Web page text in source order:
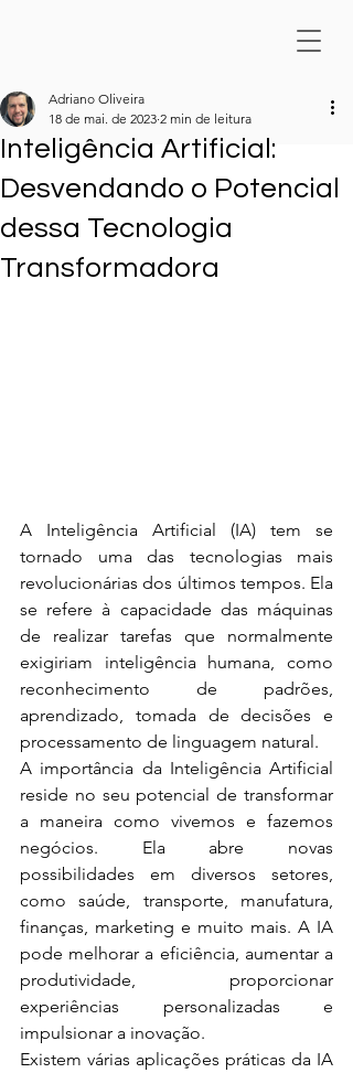
Inteligência Artificial:
Desvendando o Potencial
dessa Tecnologia
Transformadora
Adriano Oliveira
18 de mai. de 2023 2 min de leitura
A Inteligência Artificial (IA) tem se
tornado uma das tecnologias mais
revolucionárias dos últimos tempos. Ela
se refere à capacidade das máquinas
de realizar tarefas que normalmente
exigiriam inteligência humana, como
reconhecimento de padrões,
aprendizado, tomada de decisões e
processamento de linguagem natural.
A importância da Inteligência Artificial
reside no seu potencial de transformar
a maneira como vivemos e fazemos
negócios. Ela abre novas
possibilidades em diversos setores,
como saúde, transporte, manufatura,
finanças, marketing e muito mais. A IA
pode melhorar a eficiência, aumentar a
produtividade, proporcionar
experiências personalizadas e
impulsionar a inovação.
Existem várias aplicações práticas da IA